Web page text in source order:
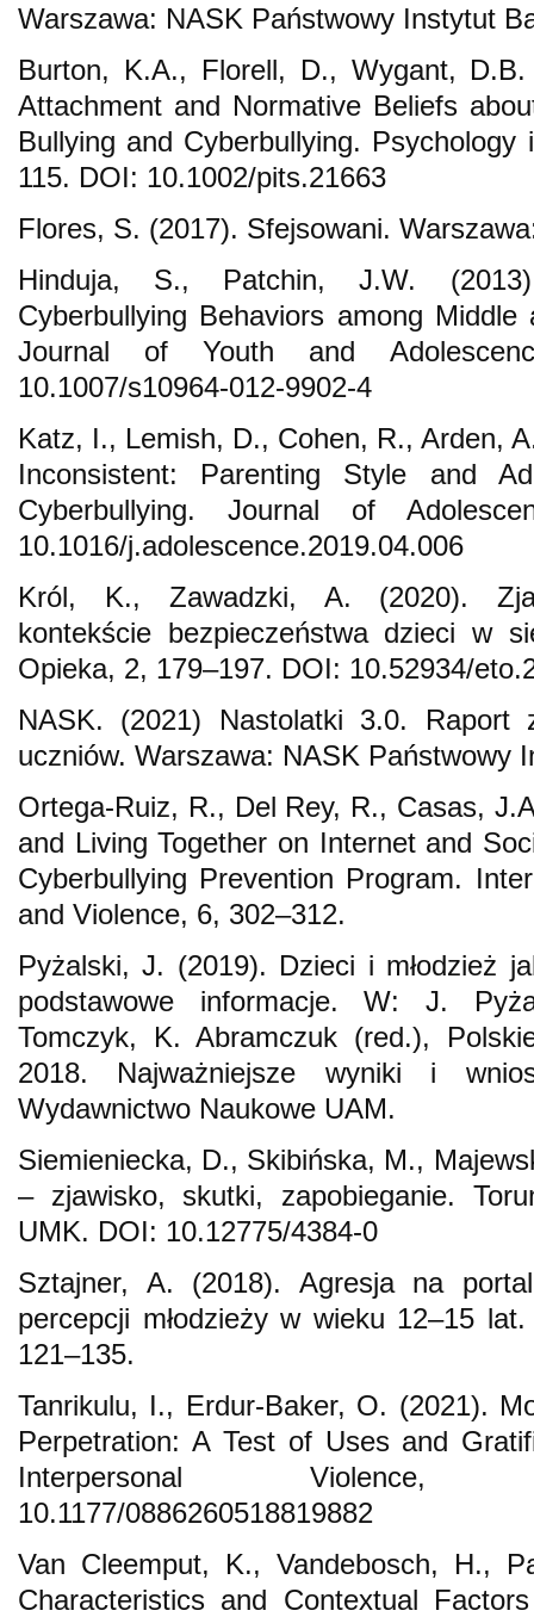
Warszawa: NASK Państwowy Instytut
Burton, K.A., Florell, D., Wygant,
Attachment and Normative Beliefs
Bullying and Cyberbullying.
115. DOI: 10.1002/pits.21663
Flores, S. (2017). Sfejsowani.
Hinduja, S., Patchin, J.W.
Cyberbullying Behaviors among
Journal of Youth and
10.1007/s10964-012-9902-4
Katz, I., Lemish, D., Cohen, R., Arden,
Inconsistent: Parenting Style and
Cyberbullying. Journal of
10.1016/j.adolescence.2019.04.006
Król, K., Zawadzki, A. (2020).
kontekście bezpieczeństwa dzieci w
Opieka, 2, 179–197. DOI: 10.52934/
NASK. (2021) Nastolatki 3.0. Raport
uczniów. Warszawa: NASK Państwowy
Ortega-Ruiz, R., Del Rey, R., Casas,
and Living Together on Internet and
Cyberbullying Prevention Program.
and Violence, 6, 302–312.
Pyżalski, J. (2019). Dzieci i młodzież
podstawowe informacje. W: J.
Tomczyk, K. Abramczuk (red.),
2018. Najważniejsze wyniki i
Wydawnictwo Naukowe UAM.
Siemieniecka, D., Skibińska, M.,
– zjawisko, skutki, zapobieganie.
UMK. DOI: 10.12775/4384-0
Sztajner, A. (2018). Agresja na
percepcji młodzieży w wieku 12–15
121–135.
Tanrikulu, I., Erdur-Baker, O. (2021).
Perpetration: A Test of Uses and
Interpersonal Violence,
10.1177/0886260518819882
Van Cleemput, K., Vandebosch, H.,
Characteristics and Contextual